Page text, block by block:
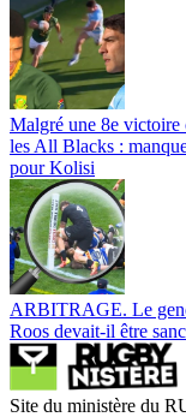
Malgré une 8e victoire
les All Blacks :
pour Kolisi
ARBITRAGE. Le
Roos devait-il être
Site du ministère du